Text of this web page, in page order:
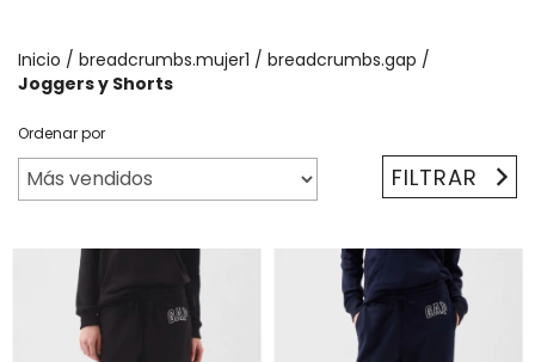
Inicio / breadcrumbs.mujer1 / breadcrumbs.gap /
Joggers y Shorts
Ordenar por
FILTRAR